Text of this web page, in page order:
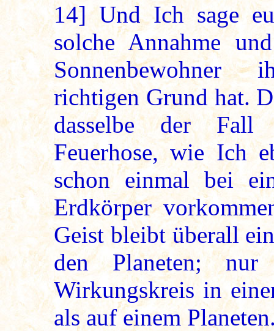
14] Und Ich sage
solche Annahme
Sonnenbewohner
richtigen Grund hat.
dasselbe der Fall
Feuerhose, wie Ich
schon einmal bei
Erdkörper
Geist bleibt überall
den Planeten;
Wirkungskreis in
als auf einem